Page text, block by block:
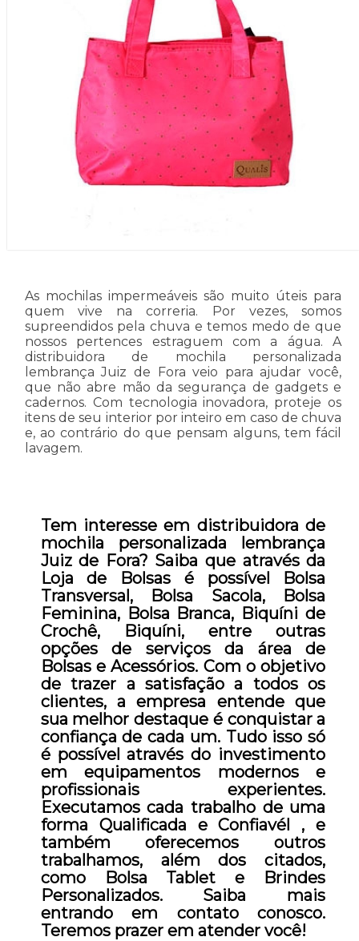
As mochilas impermeáveis são muito úteis para
quem vive na correria. Por vezes, somos
supreendidos pela chuva e temos medo de que
nossos pertences estraguem com a água. A
distribuidora de mochila personalizada
lembrança Juiz de Fora veio para ajudar você,
que não abre mão da segurança de gadgets e
cadernos. Com tecnologia inovadora, proteje os
itens de seu interior por inteiro em caso de chuva
e, ao contrário do que pensam alguns, tem fácil
lavagem.
Tem interesse em distribuidora de
mochila personalizada lembrança
Juiz de Fora? Saiba que através da
Loja de Bolsas é possível Bolsa
Transversal, Bolsa Sacola, Bolsa
Feminina, Bolsa Branca, Biquíni de
Crochê, Biquíni, entre outras
opções de serviços da área de
Bolsas e Acessórios. Com o objetivo
de trazer a satisfação a todos os
clientes, a empresa entende que
sua melhor destaque é conquistar a
confiança de cada um. Tudo isso só
é possível através do investimento
em equipamentos modernos e
profissionais experientes.
Executamos cada trabalho de uma
forma Qualificada e Confiavél , e
também oferecemos outros
trabalhamos, além dos citados,
como Bolsa Tablet e Brindes
Personalizados. Saiba mais
entrando em contato conosco.
Teremos prazer em atender você!